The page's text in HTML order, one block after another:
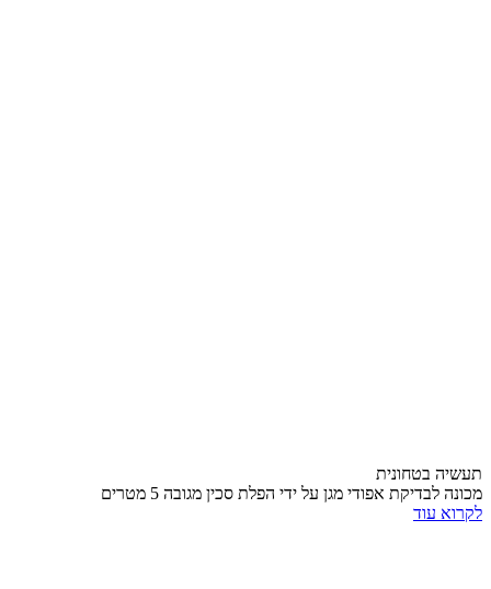
תעשיה בטחונית
מכונה לבדיקת אפודי מגן על ידי הפלת סכין מגובה 5 מטרים
לקרוא עוד